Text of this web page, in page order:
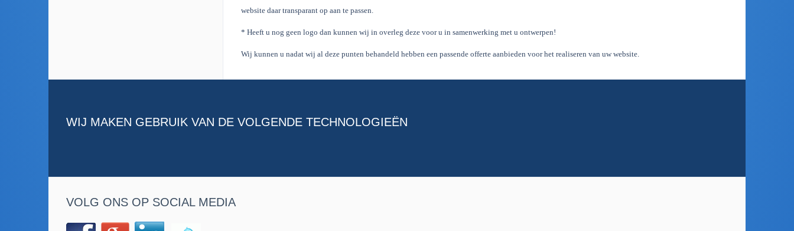
website daar transparant op aan te passen.
* Heeft u nog geen logo dan kunnen wij in overleg deze voor u in samenwerking met u ontwerpen!
Wij kunnen u nadat wij al deze punten behandeld hebben een passende offerte aanbieden voor het realiseren van uw website.
WIJ MAKEN GEBRUIK VAN DE VOLGENDE TECHNOLOGIEËN
VOLG ONS OP SOCIAL MEDIA